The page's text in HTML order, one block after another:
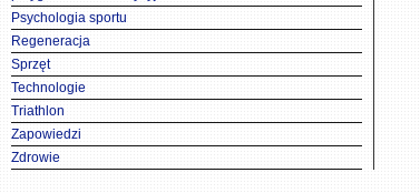
Psychologia sportu
Regeneracja
Sprzęt
Technologie
Triathlon
Zapowiedzi
Zdrowie